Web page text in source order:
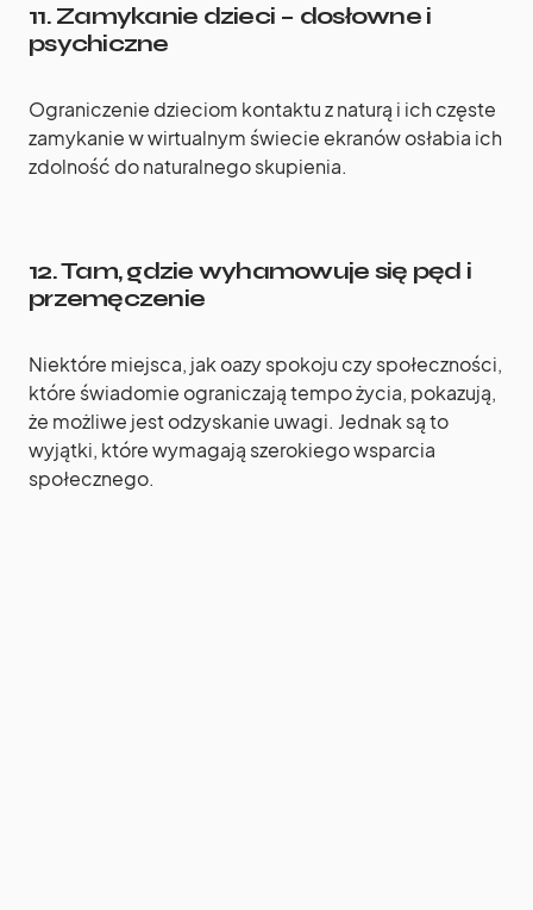
11. Zamykanie dzieci – dosłowne i
psychiczne
Ograniczenie dzieciom kontaktu z naturą i ich częste
zamykanie w wirtualnym świecie ekranów osłabia ich
zdolność do naturalnego skupienia.
12.Tam, gdzie wyhamowuje się pęd i
przemęczenie
Niektóre miejsca, jak oazy spokoju czy społeczności,
które świadomie ograniczają tempo życia, pokazują,
że możliwe jest odzyskanie uwagi. Jednak są to
wyjątki, które wymagają szerokiego wsparcia
społecznego.